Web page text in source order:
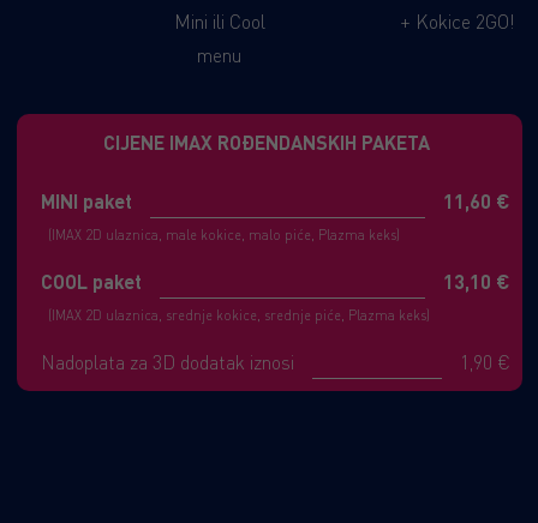
Mini ili Cool
menu
+ Kokice 2GO!
CIJENE IMAX ROĐENDANSKIH PAKETA
MINI paket 11,60 €
(IMAX 2D ulaznica, male kokice, malo piće, Plazma keks)
COOL paket 13,10 €
(IMAX 2D ulaznica, srednje kokice, srednje piće, Plazma keks)
Nadoplata za 3D dodatak iznosi 1,90 €